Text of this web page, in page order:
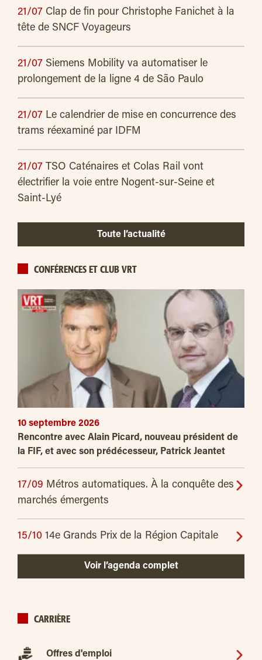
21/07 Clap de fin pour Christophe Fanichet à la
tête de SNCF Voyageurs
21/07 Siemens Mobility va automatiser le
prolongement de la ligne 4 de São Paulo
21/07 Le calendrier de mise en concurrence des
trams réexaminé par IDFM
21/07 TSO Caténaires et Colas Rail vont
électrifier la voie entre Nogent-sur-Seine et
Saint-Lyé
Toute l’actualité
CONFÉRENCES ET CLUB VRT
10 septembre 2026
Rencontre avec Alain Picard, nouveau président de
la FIF, et avec son prédécesseur, Patrick Jeantet
17/09 Métros automatiques. À la conquête des
marchés émergents
15/10 14e Grands Prix de la Région Capitale
Voir l’agenda complet
CARRIÈRE
Offres d'emploi